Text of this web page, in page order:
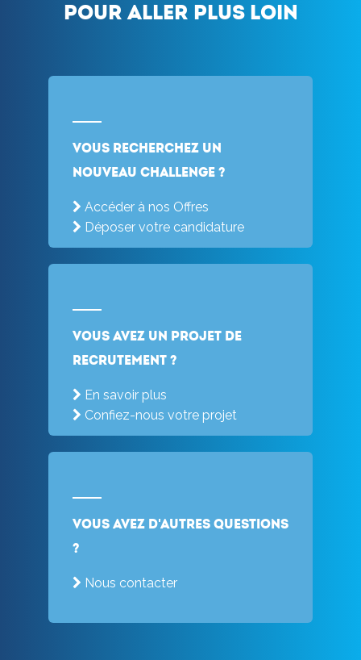
Pour aller plus loin
Vous recherchez un
nouveau challenge ?
Accéder à nos Offres
Déposer votre candidature
Vous avez un projet de
recrutement ?
En savoir plus
Confiez-nous votre projet
Vous avez d'autres questions
?
Nous contacter